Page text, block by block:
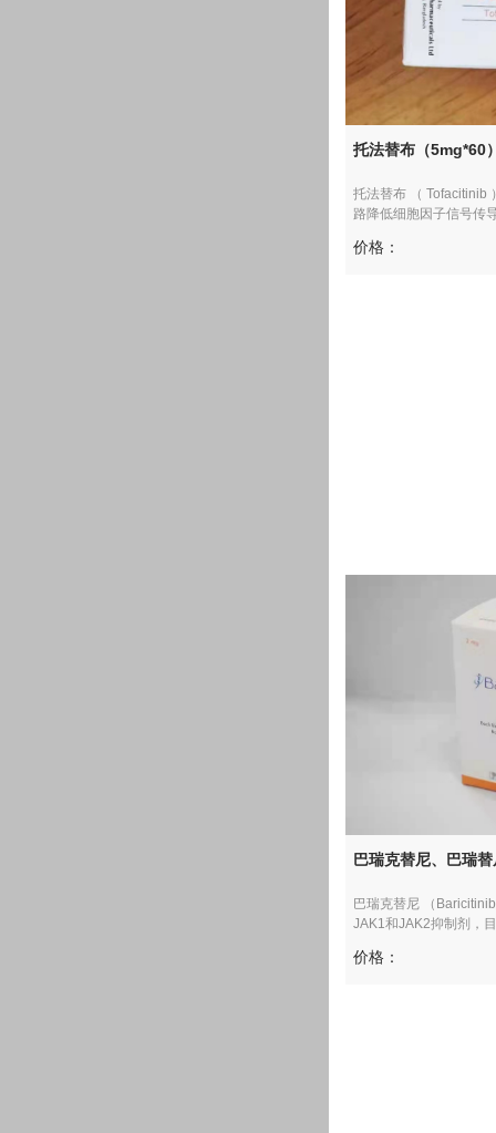
托法替布（5mg*60
托法替布 （ Tofacitinib
路降低细胞因子信号传
价格：
巴瑞克替尼、巴瑞
巴瑞克替尼 （
JAK1和JAK2抑制剂，
价格：